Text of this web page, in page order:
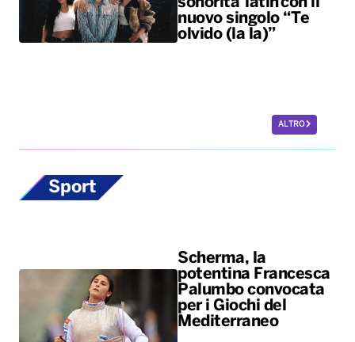
nuovo singolo “Te
olvido (la la)”
ALTRO
Sport
Scherma, la
potentina Francesca
Palumbo convocata
per i Giochi del
Mediterraneo